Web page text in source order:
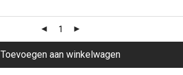
Toevoegen aan winkelwagen